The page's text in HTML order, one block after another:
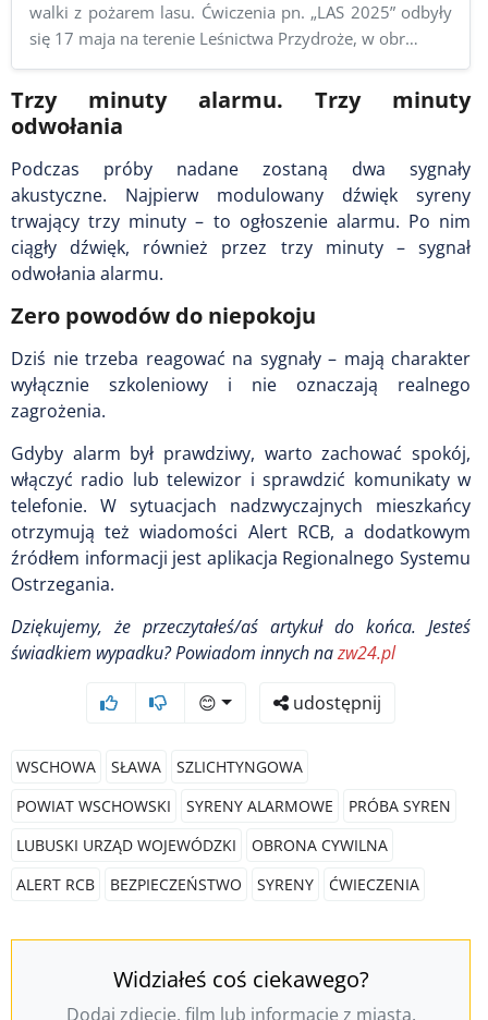
walki z pożarem lasu. Ćwiczenia pn. „LAS 2025” odbyły
się 17 maja na terenie Leśnictwa Przydroże, w obr…
Trzy minuty alarmu. Trzy minuty
odwołania
Podczas próby nadane zostaną dwa sygnały
akustyczne. Najpierw modulowany dźwięk syreny
trwający trzy minuty – to ogłoszenie alarmu. Po nim
ciągły dźwięk, również przez trzy minuty – sygnał
odwołania alarmu.
Zero powodów do niepokoju
Dziś nie trzeba reagować na sygnały – mają charakter
wyłącznie szkoleniowy i nie oznaczają realnego
zagrożenia.
Gdyby alarm był prawdziwy, warto zachować spokój,
włączyć radio lub telewizor i sprawdzić komunikaty w
telefonie. W sytuacjach nadzwyczajnych mieszkańcy
otrzymują też wiadomości Alert RCB, a dodatkowym
źródłem informacji jest aplikacja Regionalnego Systemu
Ostrzegania.
Dziękujemy, że przeczytałeś/aś artykuł do końca. Jesteś
świadkiem wypadku? Powiadom innych nazw24.pl
😊 udostępnij
WSCHOWA SŁAWA
SZLICHTYNGOWA
POWIAT WSCHOWSKI
SYRENY ALARMOWE
PRÓBA SYREN
LUBUSKI URZĄD WOJEWÓDZKI
OBRONA CYWILNA
ALERT RCB
BEZPIECZEŃSTWO SYRENY ĆWIECZENIA
Widziałeś coś ciekawego?
Dodaj zdjęcie, film lub informację z miasta.